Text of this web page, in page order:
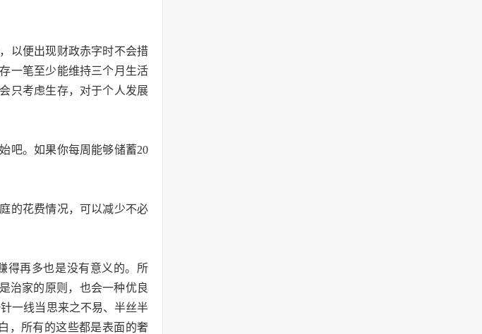
以便出现财政赤字时不会措
一笔至少能维持三个月生活
只考虑生存，对于个人发展
吧。如果你每周能够储蓄20
的花费情况，可以减少不必
得再多也是没有意义的。所
治家的原则，也会一种优良
一线当思来之不易、半丝半
，所有的这些都是表面的奢